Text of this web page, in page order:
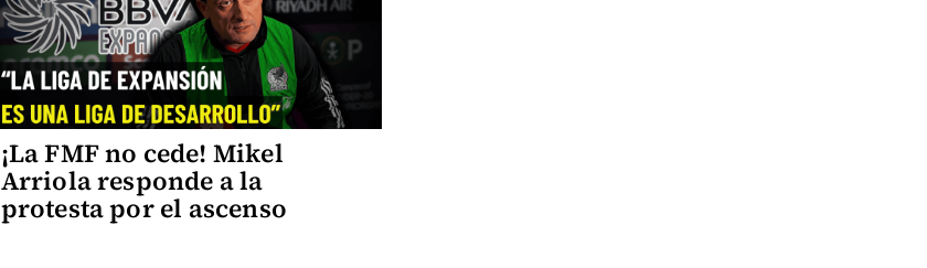
¡La FMF no cede! Mikel
Arriola responde a la
protesta por el ascenso